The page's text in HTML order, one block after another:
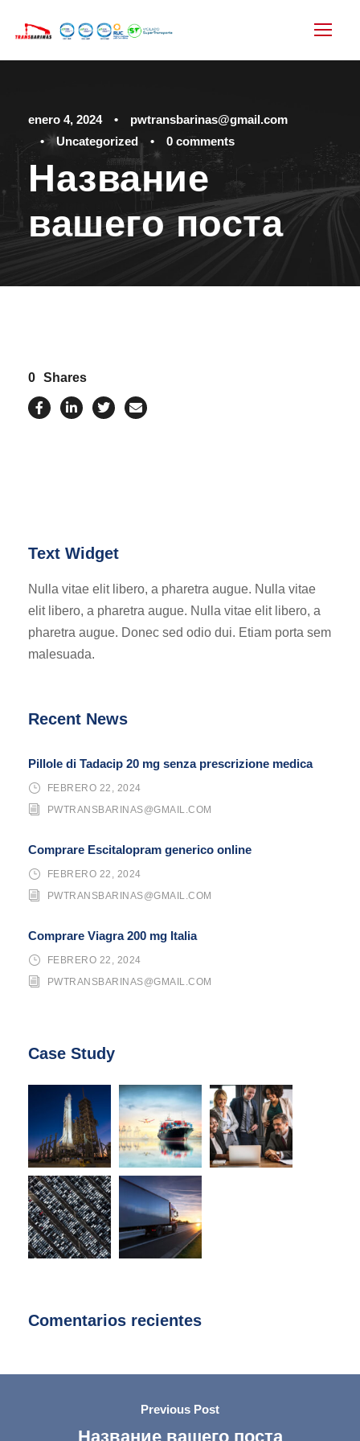
enero 4, 2024 •
pwtransbarinas@gmail.com
•
Uncategorized • 0 comments
Название
вашего поста
0 Shares
Text Widget
Nulla vitae elit libero, a pharetra augue. Nulla vitae
elit libero, a pharetra augue. Nulla vitae elit libero, a
pharetra augue. Donec sed odio dui. Etiam porta sem
malesuada.
Recent News
Pillole di Tadacip 20 mg senza prescrizione medica
FEBRERO 22, 2024
PWTRANSBARINAS@GMAIL.COM
Comprare Escitalopram generico online
FEBRERO 22, 2024
PWTRANSBARINAS@GMAIL.COM
Comprare Viagra 200 mg Italia
FEBRERO 22, 2024
PWTRANSBARINAS@GMAIL.COM
Case Study
Comentarios recientes
Previous Post
Название вашего поста